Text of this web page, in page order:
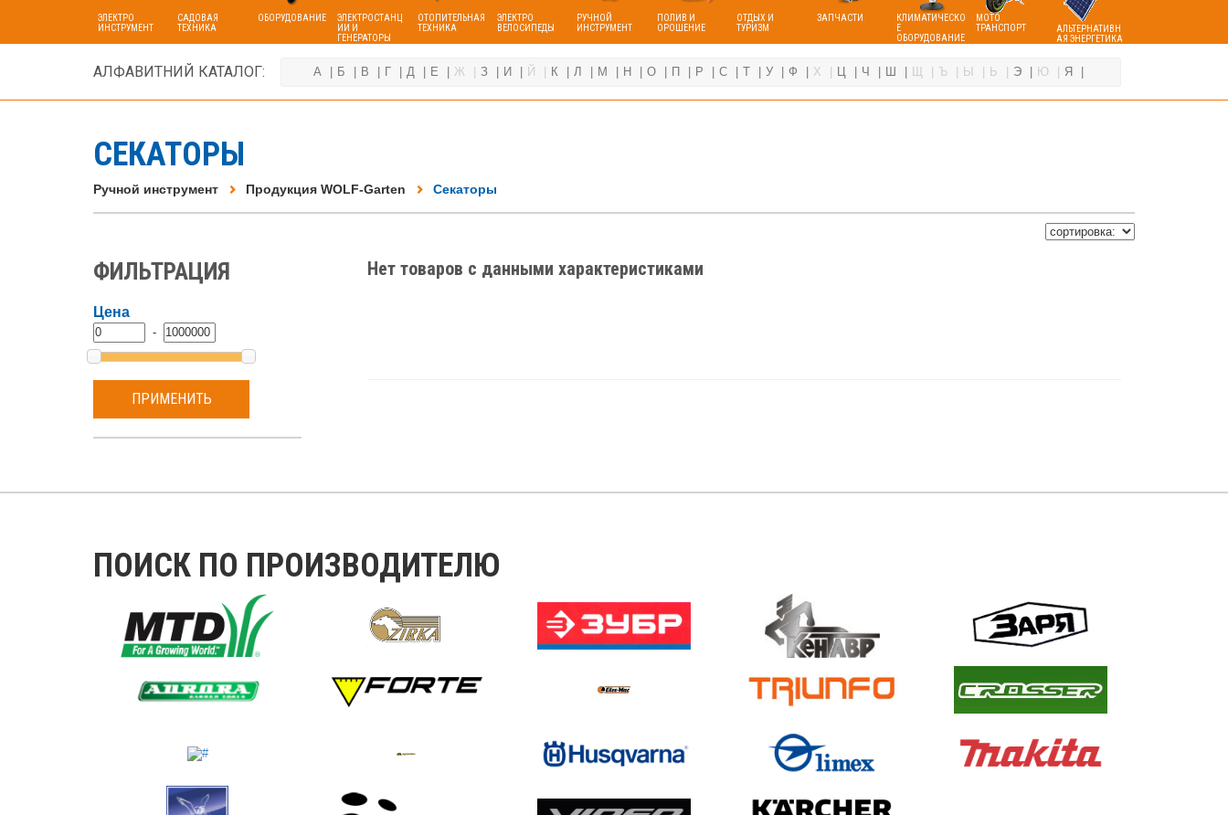
ЭЛЕКТРО
ИНСТРУМЕНТ
САДОВАЯ
ТЕХНИКА
ОБОРУДОВАНИЕ
ЭЛЕКТРОСТАНЦ
ИИ И
ГЕНЕРАТОРЫ
ОТОПИТЕЛЬНАЯ
ТЕХНИКА
ЭЛЕКТРО
ВЕЛОСИПЕДЫ
РУЧНОЙ
ИНСТРУМЕНТ
ПОЛИВ И
ОРОШЕНИЕ
ОТДЫХ И
ТУРИЗМ
ЗАПЧАСТИ
КЛИМАТИЧЕСКО
Е
ОБОРУДОВАНИЕ
МОТО
ТРАНСПОРТ
АЛЬТЕРНАТИВН
АЯ ЭНЕРГЕТИКА
АЛФАВИТНИЙ КАТАЛОГ: А Б В Г Д Е Ж З И Й К Л М Н О П Р С Т У Ф Х Ц Ч Ш Щ Ъ Ы Ь Э Ю Я
СЕКАТОРЫ
Ручной инструмент Продукция WOLF-Garten Секаторы
ФИЛЬТРАЦИЯ
Цена
-
ПРИМЕНИТЬ
Нет товаров с данными характеристиками
ПОИСК ПО ПРОИЗВОДИТЕЛЮ